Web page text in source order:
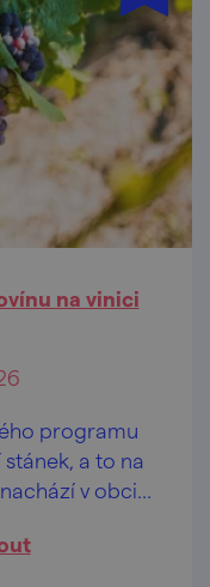
na vinici
programu
a to na
v obci